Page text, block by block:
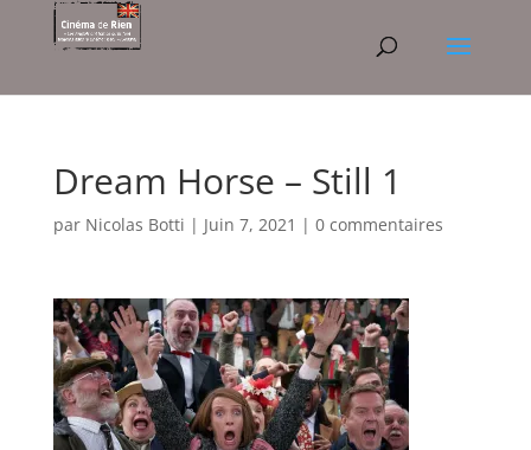
Dream Horse – Still 1
par Nicolas Botti | Juin 7, 2021 | 0 commentaires